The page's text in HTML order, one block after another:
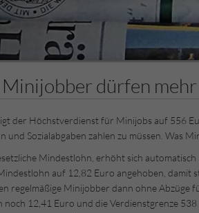
dürfen
der Höchstverdienst für Minijobs auf 556
und Sozialabgaben zahlen zu müssen. Was
Mindestlohn, erhöht sich
auf 12,82 Euro angehoben,
regelmäßige Minijobber dann ohne Abzüge
noch 12,41 Euro und die Verdienstgrenze